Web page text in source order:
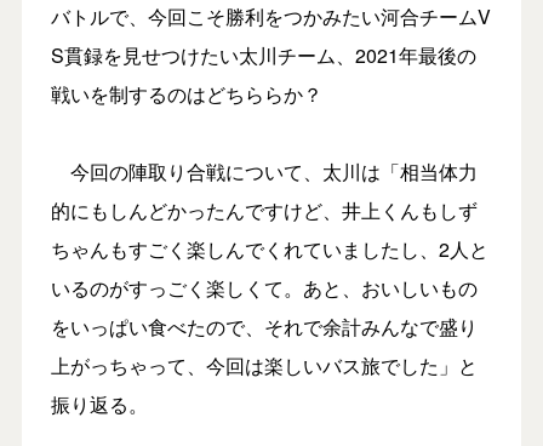
バトルで、今回こそ勝利をつかみたい河合チームV
S貫録を見せつけたい太川チーム、2021年最後の
戦いを制するのはどちららか？
今回の陣取り合戦について、太川は「相当体力
的にもしんどかったんですけど、井上くんもしず
ちゃんもすごく楽しんでくれていましたし、2人と
いるのがすっごく楽しくて。あと、おいしいもの
をいっぱい食べたので、それで余計みんなで盛り
上がっちゃって、今回は楽しいバス旅でした」と
振り返る。